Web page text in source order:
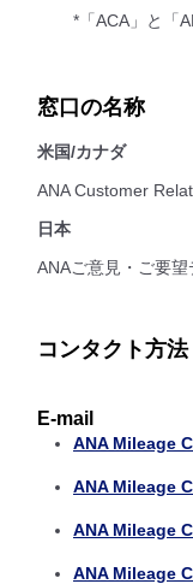
*「ACA」と「
窓口の名称
米国/カナダ
ANA Customer
日本
ANAご意見・ご要望
コンタクト方法
E-mail
ANA Mileage
ANA Mileage
ANA Mileage
ANA Mileage